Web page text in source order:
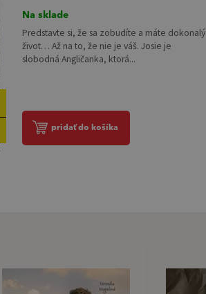
Na sklade
Predstavte si, že sa zobudíte a máte dokonalý
život… Až na to, že nie je váš. Josie je
slobodná Angličanka, ktorá...
pridať do košíka